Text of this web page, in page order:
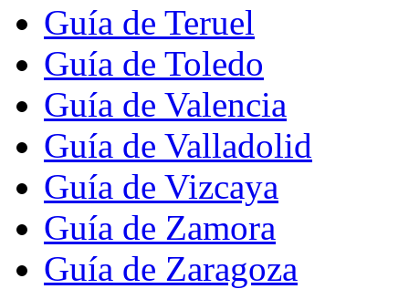
Guía de Teruel
Guía de Toledo
Guía de Valencia
Guía de Valladolid
Guía de Vizcaya
Guía de Zamora
Guía de Zaragoza